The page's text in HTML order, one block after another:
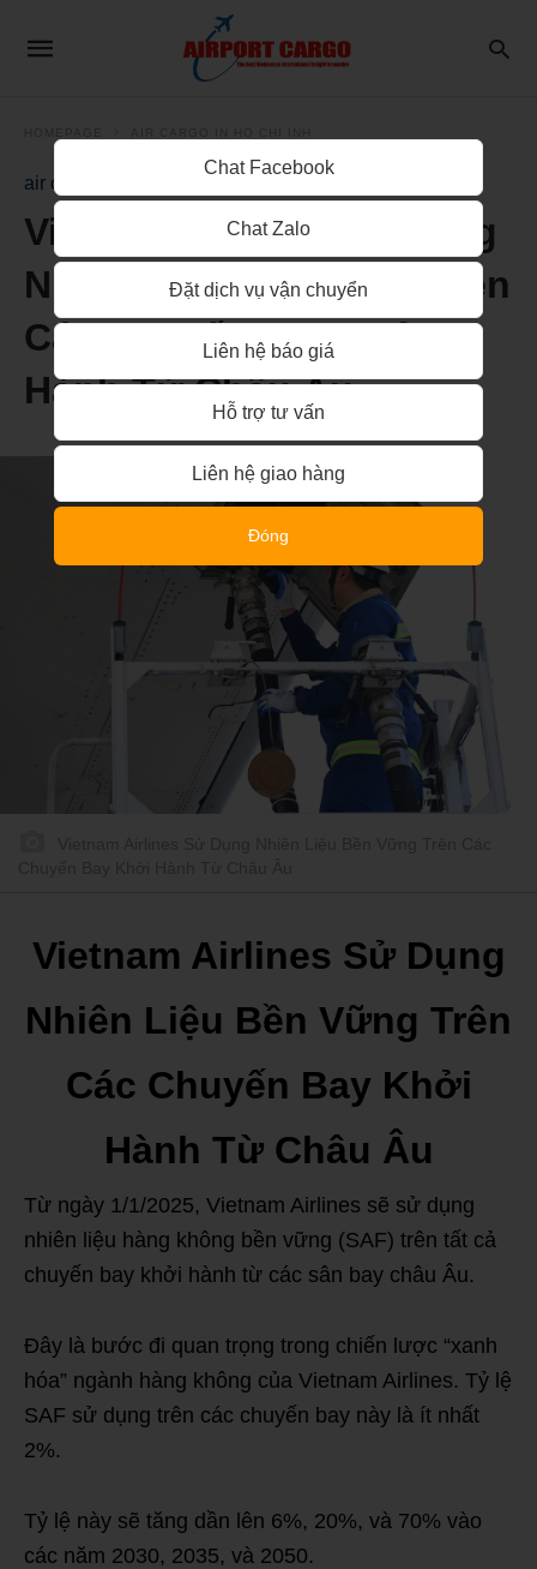
air cargo in ho chi inh
Vietnam Airlines Sử Dụng
Nhiên Liệu Bền Vững Trên
Các Chuyến Bay Khởi
Hành Từ Châu Âu
Vietnam Airlines Sử Dụng
Nhiên Liệu Bền Vững Trên
Các Chuyến Bay Khởi
Hành Từ Châu Âu
Từ ngày 1/1/2025, Vietnam Airlines sẽ sử dụng
nhiên liệu hàng không bền vững (SAF) trên tất cả
chuyến bay khởi hành từ các sân bay châu Âu.
Đây là bước đi quan trọng trong chiến lược “xanh
hóa” ngành hàng không của Vietnam Airlines. Tỷ lệ
SAF sử dụng trên các chuyến bay này là ít nhất
2%.
Tỷ lệ này sẽ tăng dần lên 6%, 20%, và 70% vào
các năm 2030, 2035, và 2050.
Chat Facebook
Chat Zalo
Đặt dịch vụ vận chuyển
Liên hệ báo giá
Hỗ trợ tư vấn
Liên hệ giao hàng
Đóng